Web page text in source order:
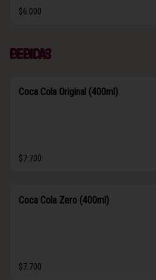
$6.000
Bebidas
Coca Cola Original (400ml)
$7.700
Coca Cola Zero (400ml)
$7.700